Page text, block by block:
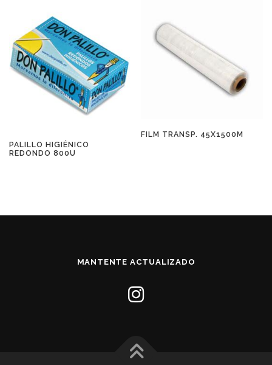
PALILLO HIGIÉNICO
REDONDO 800U
FILM TRANSP. 45X1500M
MANTENTE ACTUALIZADO